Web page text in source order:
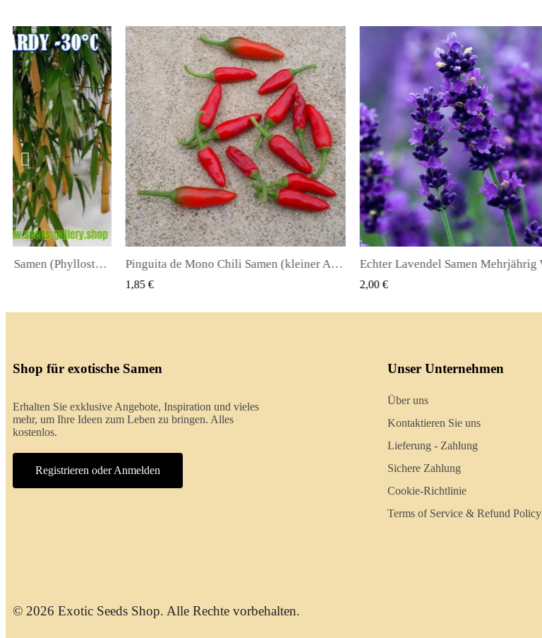
VIEW Pinguita de Mono Chili Samen (kleiner Affenpenis) QUICK VIEW Echter Lavendel Samen Mehrjährig Winterhart bis -20C
2,00 €
QUICK VIEW
2,25 €
Shop für exotische Samen
Erhalten Sie exklusive Angebote, Inspiration und vieles
mehr, um Ihre Ideen zum Leben zu bringen. Alles
kostenlos.
Registrieren oder Anmelden
Unser Unternehmen
Über uns
Kontaktieren Sie uns
Lieferung - Zahlung
Sichere Zahlung
Cookie-Richtlinie
Terms of Service & Refund Policy
© 2026 Exotic Seeds Shop. Alle Rechte vorbehalten.